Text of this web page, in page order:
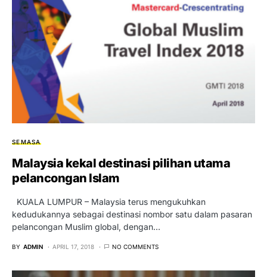
SEMASA
Malaysia kekal destinasi pilihan utama
pelancongan Islam
KUALA LUMPUR – Malaysia terus mengukuhkan
kedudukannya sebagai destinasi nombor satu dalam pasaran
pelancongan Muslim global, dengan…
BY ADMIN APRIL 17, 2018 NO COMMENTS